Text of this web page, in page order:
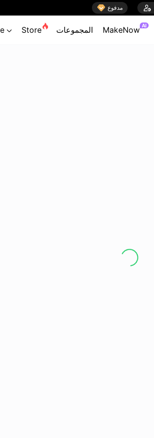
 مدفوع 
 Store المجموعات MakeNow AI